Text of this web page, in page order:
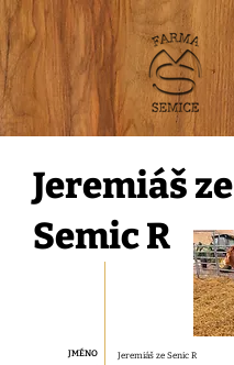
Jeremiáš ze
Semic R
JMÉNO
Jeremiáš ze Senic R